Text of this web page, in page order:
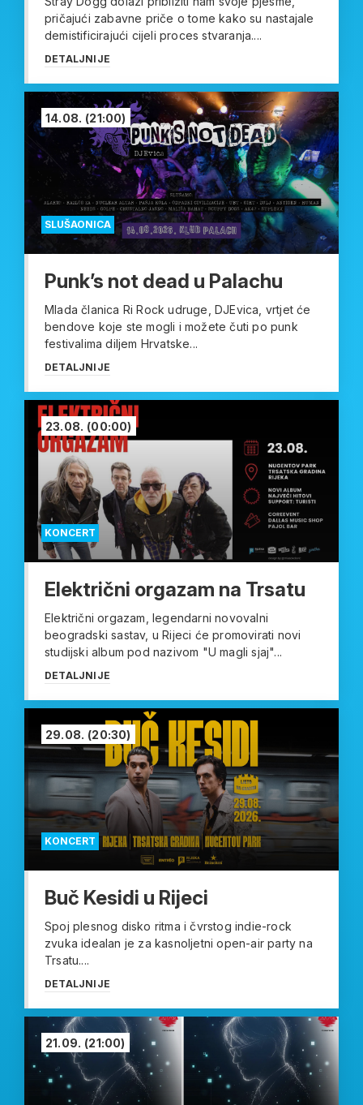
pričajući zabavne priče o tome kako su nastajale
demistificirajući cijeli proces stvaranja....
DETALJNIJE
SLUŠAONICA
14.08. (21:00)
Punk’s not dead u Palachu
Mlada članica Ri Rock udruge, DJEvica, vrtjet će
bendove koje ste mogli i možete čuti po punk
festivalima diljem Hrvatske...
DETALJNIJE
KONCERT
23.08. (00:00)
Električni orgazam na Trsatu
Električni orgazam, legendarni novovalni
beogradski sastav, u Rijeci će promovirati novi
studijski album pod nazivom "U magli sjaj"...
DETALJNIJE
KONCERT
29.08. (20:30)
Buč Kesidi u Rijeci
Spoj plesnog disko ritma i čvrstog indie-rock
zvuka idealan je za kasnoljetni open-air party na
Trsatu....
DETALJNIJE
21.09. (21:00)